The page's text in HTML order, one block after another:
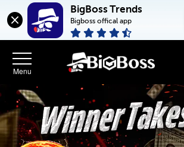
BigBoss Trends
Bigboss offical app
BigBoss(幣
博